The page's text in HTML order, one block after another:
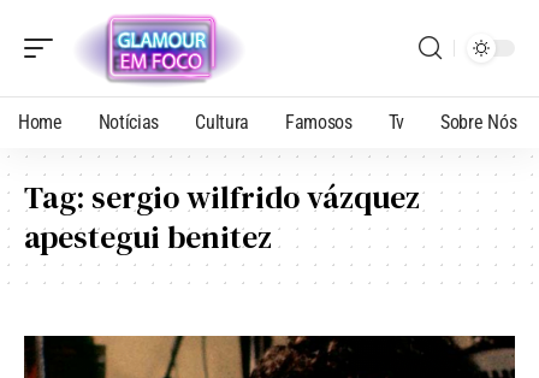
Home Notícias Cultura Famosos Tv Sobre Nós
Tag: sergio wilfrido vázquez
apestegui benitez